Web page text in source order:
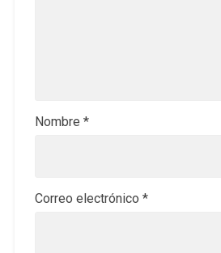
Nombre *
Correo electrónico *